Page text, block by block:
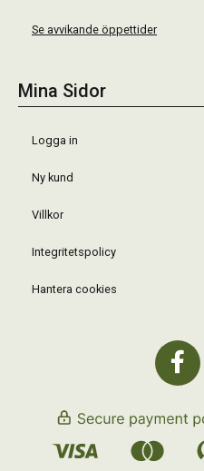
Se avvikande öppettider
Mina Sidor
Logga in
Ny kund
Villkor
Integritetspolicy
Hantera cookies